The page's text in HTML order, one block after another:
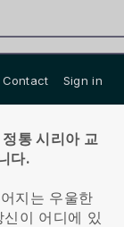
Contact Sign in
통 시리아 교
다.
지는 우울한
이 어디에 있